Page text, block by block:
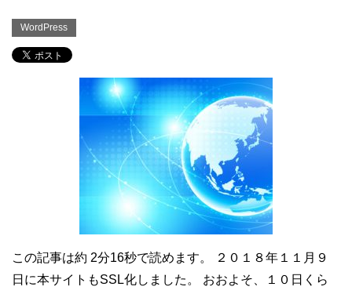
WordPress
この記事は約 2分16秒で読めます。 ２０１８年１１月９
日に本サイトもSSL化しました。 おおよそ、１０日くら